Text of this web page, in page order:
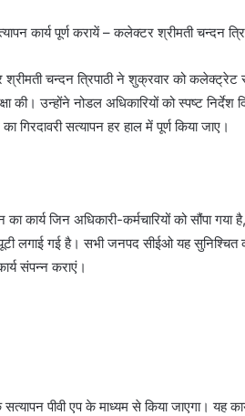
कार्य पूर्ण करायें – कलेक्टर श्रीमती चन्दन
चन्दन त्रिपाठी ने शुक्रवार को
की। उन्होंने नोडल अधिकारियों को स्पष्ट निर्देश
सत्यापन हर हाल में पूर्ण किया जाए।
कार्य जिन अधिकारी-कर्मचारियों को सौंपा
लगाई गई है। सभी जनपद सीईओ यह
संपन्न कराएं।
पीवी एप के माध्यम से किया जाएगा। यह कार्य